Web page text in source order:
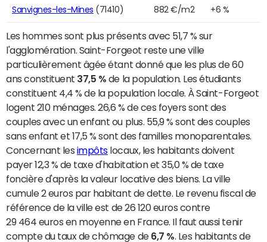
Sanvignes-les-Mines (71410) 882 €/m2 +6 %
Les hommes sont plus présents avec 51,7 % sur
l'agglomération. Saint-Forgeot reste une ville
particulièrement âgée étant donné que les plus de 60
ans constituent 37,5 % de la population. Les étudiants
constituent 4,4 % de la population locale. À Saint-Forgeot
logent 210 ménages. 26,6 % de ces foyers sont des
couples avec un enfant ou plus. 55,9 % sont des couples
sans enfant et 17,5 % sont des familles monoparentales.
Concernant les impôtslocaux, les habitants doivent
payer 12,3 % de taxe d'habitation et 35,0 % de taxe
foncière d'après la valeur locative des biens. La ville
cumule 2 euros par habitant de dette. Le revenu fiscal de
référence de la ville est de 26 120 euros contre
29 464 euros en moyenne en France. Il faut aussi tenir
compte du taux de chômage de 6,7 % . Les habitants de